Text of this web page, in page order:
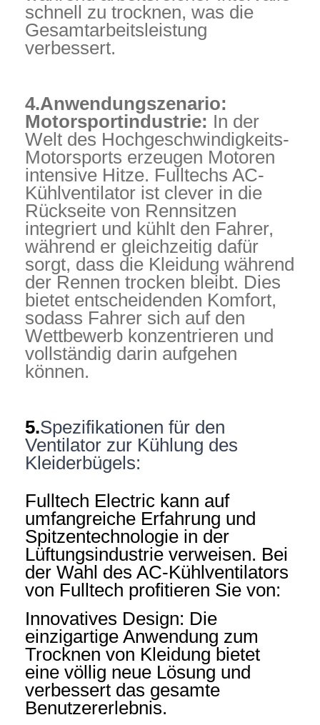
schnell zu trocknen, was die
Gesamtarbeitsleistung
verbessert.
4.Anwendungszenario:
Motorsportindustrie: In der
Welt des Hochgeschwindigkeits-
Motorsports erzeugen Motoren
intensive Hitze. Fulltechs AC-
Kühlventilator ist clever in die
Rückseite von Rennsitzen
integriert und kühlt den Fahrer,
während er gleichzeitig dafür
sorgt, dass die Kleidung während
der Rennen trocken bleibt. Dies
bietet entscheidenden Komfort,
sodass Fahrer sich auf den
Wettbewerb konzentrieren und
vollständig darin aufgehen
können.
5.Spezifikationen für den
Ventilator zur Kühlung des
Kleiderbügels:
Fulltech Electric kann auf
umfangreiche Erfahrung und
Spitzentechnologie in der
Lüftungsindustrie verweisen. Bei
der Wahl des AC-Kühlventilators
von Fulltech profitieren Sie von:
Innovatives Design: Die
einzigartige Anwendung zum
Trocknen von Kleidung bietet
eine völlig neue Lösung und
verbessert das gesamte
Benutzererlebnis.